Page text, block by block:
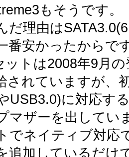
もそうです。
だ理由は
番安かったからで
ットは2008年9月
されていますが、
USB3.0)に対応す
マザーを出してい
でネイティブ対応
追加しているだけ